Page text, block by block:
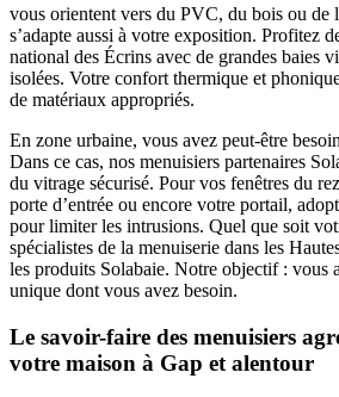
vous orientent vers du PVC, du bois ou de
s’adapte aussi à votre exposition. Profitez
national des Écrins avec de grandes baies
isolées. Votre confort thermique et
de matériaux appropriés.
En zone urbaine, vous avez peut-être
Dans ce cas, nos menuisiers partenaires
du vitrage sécurisé. Pour vos fenêtres du
porte d’entrée ou encore votre portail,
pour limiter les intrusions. Quel que soit
spécialistes de la menuiserie dans les
les produits Solabaie. Notre objectif : vous
unique dont vous avez besoin.
Le savoir-faire des menuisiers
votre maison à Gap et alentour